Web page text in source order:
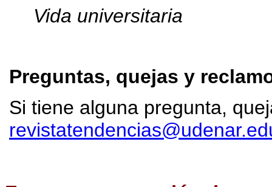
Vida universitaria
Preguntas, quejas y
Si tiene alguna pregunta,